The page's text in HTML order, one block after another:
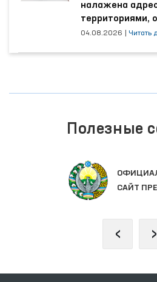
налажена
территориями,
наибольшее
04.08.2026 Читать
Полезные
ОФИЦИАЛЬНЫЙ ВЕБ
САЙТ ПРЕЗИДЕНТА
‹ ›